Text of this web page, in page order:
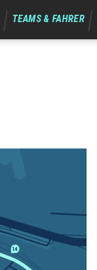
TEAMS & FAHRER